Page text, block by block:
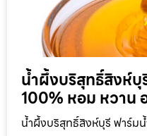
น้ำผึ้งบริสุทธิ์สิงห์
100% หอม หวาน
น้ำผึ้งบริสุทธิ์สิงห์บุรี ฟาร์ม